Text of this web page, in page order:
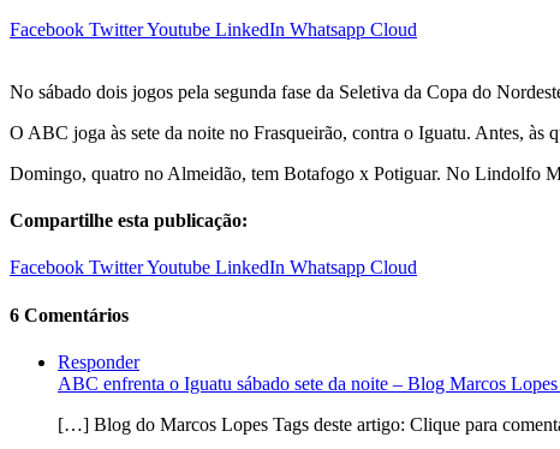
Facebook TwitterYoutube LinkedIn Whatsapp Cloud
No sábado dois jogos pela segunda fase da Seletiva da Copa do
O ABC joga às sete da noite no Frasqueirão, contra o Iguatu. Antes, às
Domingo, quatro no Almeidão, tem Botafogo x Potiguar. No Lindolfo
Compartilhe esta publicação:
Facebook TwitterYoutube LinkedIn Whatsapp Cloud
6 Comentários
Responder
ABC enfrenta o Iguatu sábado sete da noite – Blog Marcos
[…] Blog do Marcos Lopes Tags deste artigo: Clique para